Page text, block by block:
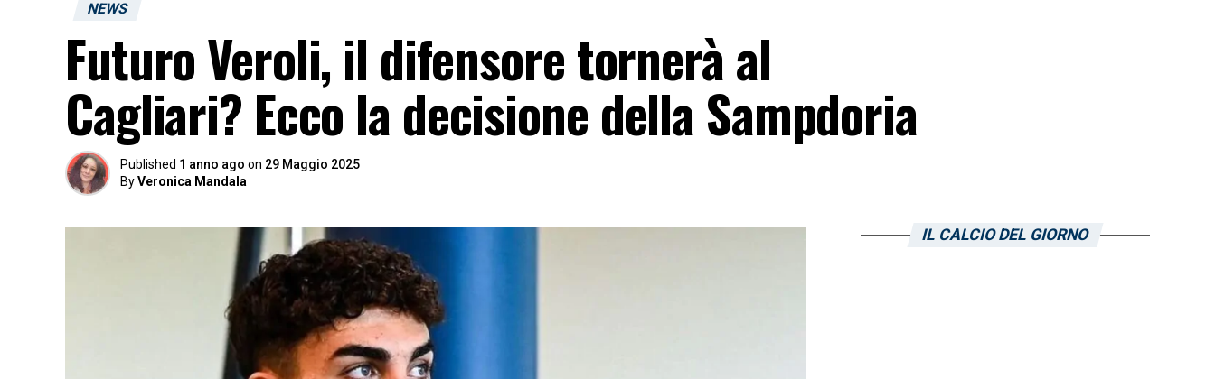
NEWS
Futuro Veroli, il difensore tornerà al
Cagliari? Ecco la decisione della Sampdoria
Published 1 anno ago on 29 Maggio 2025
ByVeronica Mandala
IL CALCIO DEL GIORNO